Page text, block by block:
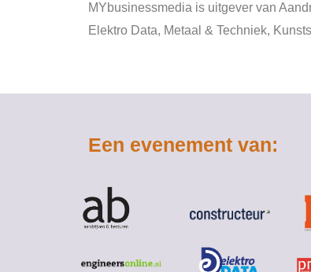
MYbusinessmedia is uitgever van
Elektro Data, Metaal & Techniek,
Een evenement van: